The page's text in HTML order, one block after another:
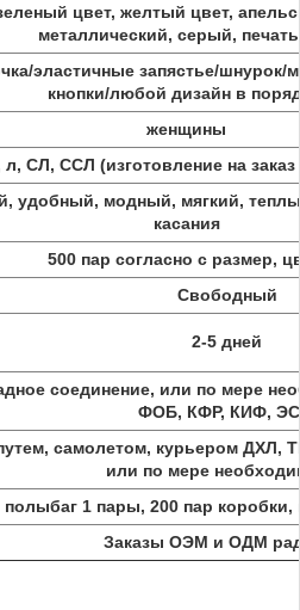
цвет, желтый цвет,
металлический, серый,
эластичные запястье/шнурок/
кнопки/любой дизайн в
женщины
СЛ, ССЛ (изготовление на
удобный, модный, мягкий,
касания
500 пар согласно с размер,
Свободный
2-5 дней
соединение, или по мере
ФОБ, КФР, КИФ,
самолетом, курьером ДХЛ,
или по мере
полыбаг 1 пары, 200 пар коробки,
Заказы ОЭМ и ОДМ